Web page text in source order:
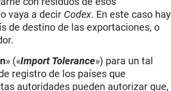
vaya a decir Codex. En este caso hay
de destino de las exportaciones, o
» («Import Tolerance») para un tal
registro de los países que
autoridades pueden autorizar que,